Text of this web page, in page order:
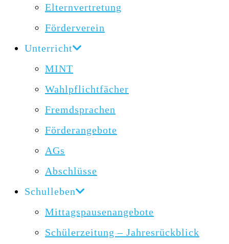
Elternvertretung
Förderverein
Unterricht
MINT
Wahlpflichtfächer
Fremdsprachen
Förderangebote
AGs
Abschlüsse
Schulleben
Mittagspausenangebote
Schülerzeitung – Jahresrückblick